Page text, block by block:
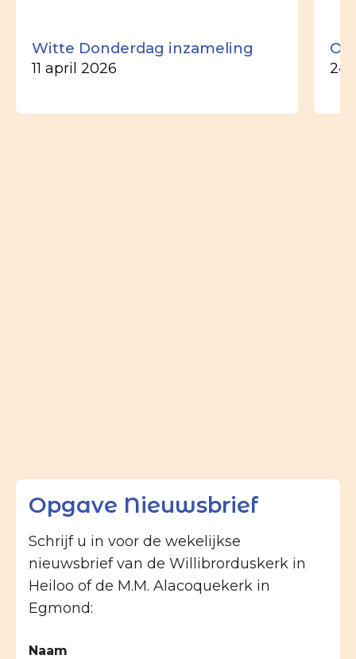
Witte Donderdag inzameling
11 april 2026 24
Opgave Nieuwsbrief
Schrijf u in voor de wekelijkse
nieuwsbrief van de Willibrorduskerk in
Heiloo of de M.M. Alacoquekerk in
Egmond:
Naam